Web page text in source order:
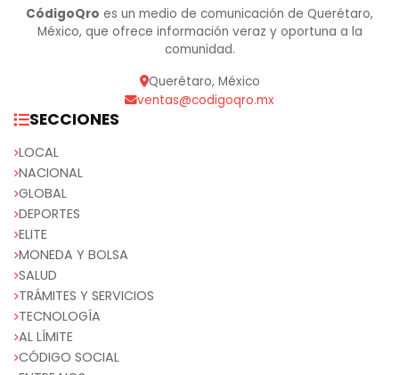
CódigoQro es un medio de comunicación de Querétaro,
México, que ofrece información veraz y oportuna a la
comunidad.
Querétaro, México
ventas@codigoqro.mx
SECCIONES
LOCAL
NACIONAL
GLOBAL
DEPORTES
ELITE
MONEDA Y BOLSA
SALUD
TRÁMITES Y SERVICIOS
TECNOLOGÍA
AL LÍMITE
CÓDIGO SOCIAL